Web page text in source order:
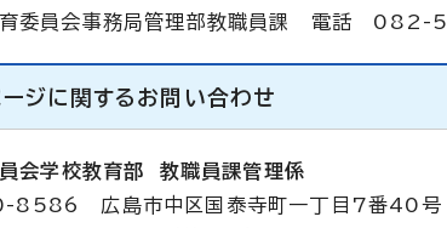
育委員会事務局管理部教職員課 電話
ジに関する お問い合わせ
会学校教育部 教職員課管理係
8586 広島市中区国泰寺町一丁目7番40号